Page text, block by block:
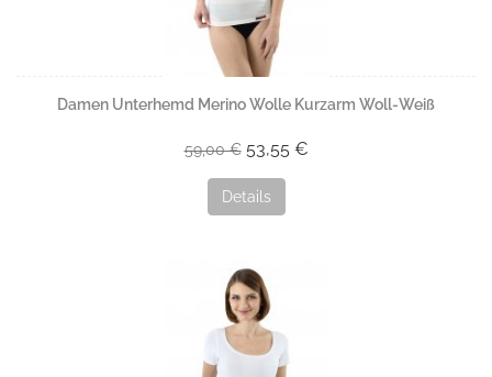
Damen Unterhemd Merino Wolle Kurzarm Woll-Weiß
59,00 € 53,55 €
Details